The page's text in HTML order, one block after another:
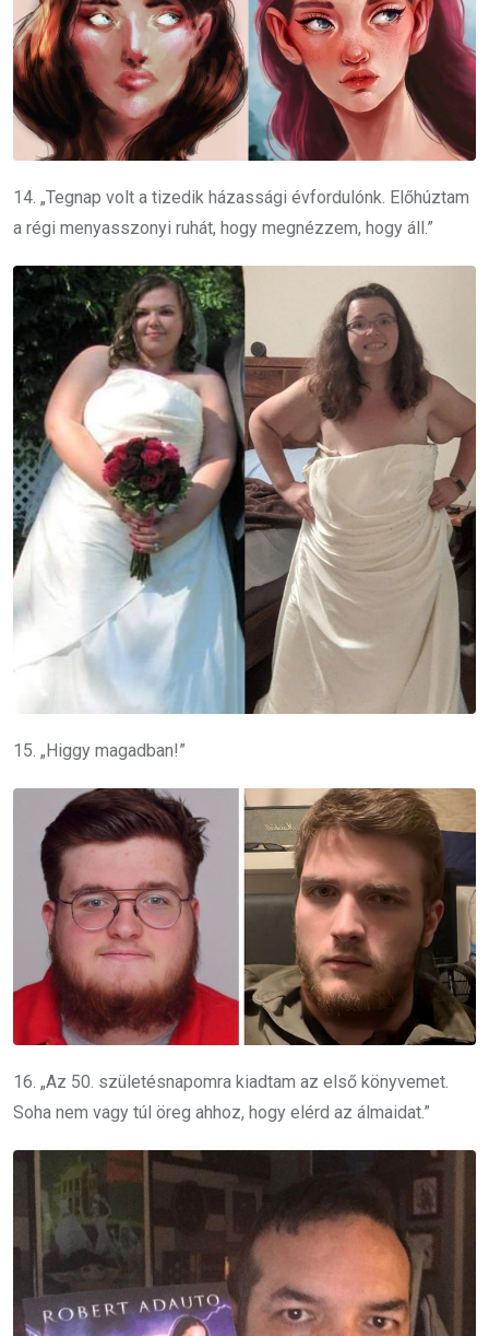
14. „Tegnap volt a tizedik házassági évfordulónk. Előhúztam
a régi menyasszonyi ruhát, hogy megnézzem, hogy áll.”
15. „Higgy magadban!”
16. „Az 50. születésnapomra kiadtam az első könyvemet.
Soha nem vagy túl öreg ahhoz, hogy elérd az álmaidat.”